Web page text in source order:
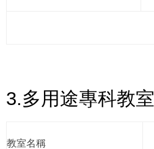
3.多用途專科教室
教室名稱